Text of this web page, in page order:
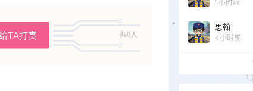
TA打赏 共0人
1小时前
思翰
4小时前